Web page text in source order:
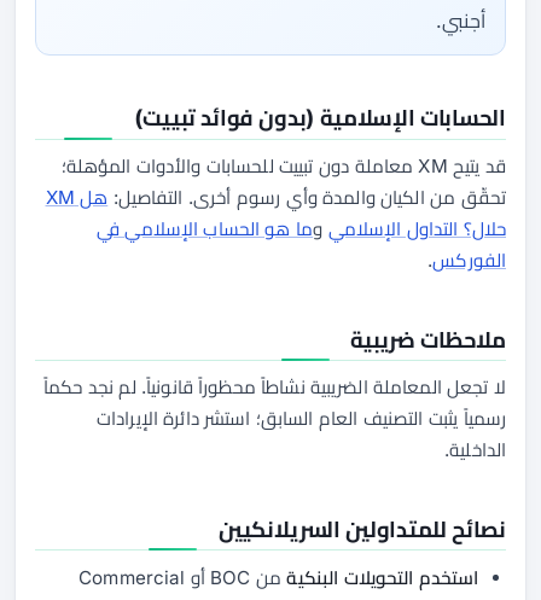
أجنبي.
الحسابات الإسلامية (بدون فوائد تبييت)
قد يتيح XM معاملة دون تبييت للحسابات والأدوات المؤهلة؛
تحقّق من الكيان والمدة وأي رسوم أخرى. التفاصيل:
هل XM
حلال؟ التداول الإسلامي وما هو الحساب الإسلامي في
الفوركس.
ملاحظات ضريبية
لا تجعل المعاملة الضريبية نشاطاً محظوراً قانونياً. لم نجد حكماً
رسمياً يثبت التصنيف العام السابق؛ استشر دائرة الإيرادات
الداخلية.
نصائح للمتداولين السريلانكيين
استخدم التحويلات البنكية
من BOC أو Commercial